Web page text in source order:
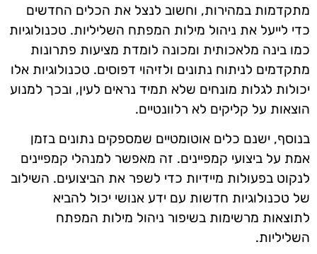
מתקדמות במהירות, וחשוב לנצל את הכלים החדשים
כדי לייעל את ניהול מילות המפתח השליליות. טכנולוגיות
כמו בינה מלאכותית ומכונה לומדת מציעות פתרונות
מתקדמים לניתוח נתונים ולזיהוי דפוסים. טכנולוגיות אלו
יכולות לגלות מונחים שלא תמיד נראים לעין, ובכך למנוע
הוצאות על קליקים לא רלוונטיים.
בנוסף, ישנם כלים אוטומטיים שמספקים נתונים בזמן
אמת על ביצועי קמפיינים. זה מאפשר למנהלי קמפיינים
לנקוט בפעולות מיידיות כדי לשפר את הביצועים. השילוב
של טכנולוגיות חדשות עם ידע אנושי יכול להביא
לתוצאות מרשימות בשיפור ניהול מילות המפתח
השליליות.